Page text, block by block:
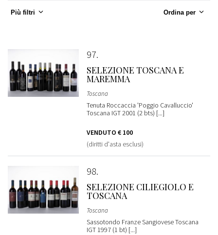
Più filtri Ordina per
97
SELEZIONE TOSCANA E
MAREMMA
Toscana
Tenuta Roccaccia 'Poggio Cavalluccio'
Toscana IGT 2001 (2 bts) [...]
VENDUTO € 100
(diritti d'asta esclusi)
98
SELEZIONE CILIEGIOLO E
TOSCANA
Toscana
Sassotondo Franze Sangiovese Toscana
IGT 1997 (1 bt) [...]